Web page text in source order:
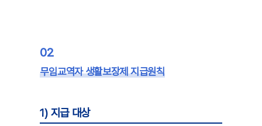
02
무임교역자 생활보장제 지급원칙
1) 지급 대상